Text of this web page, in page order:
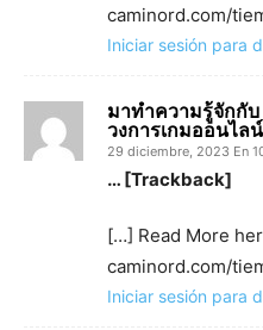
caminord.com/
Iniciar sesión para
มาทำความรู้จักกั
วงการเกมออนไลน์
29 diciembre, 2023 En
… [Trackback]
[…] Read More
caminord.com/
Iniciar sesión para